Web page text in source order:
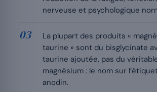
nerveuse et psychologique
La plupart des produits «
taurine » sont du bisglycinate
taurine ajoutée, pas du
magnésium : le nom sur
anodin.